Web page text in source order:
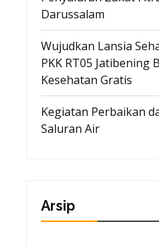
Darussalam
Wujudkan Lansia
PKK RT05 Jatibening
Kesehatan Gratis
Kegiatan Perbaikan
Saluran Air
Arsip